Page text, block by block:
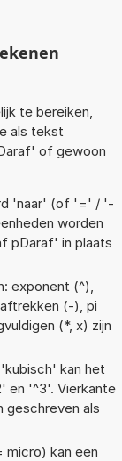
te bereiken,
als tekst
of gewoon
'naar' (of '=' / '-
worden
pDaraf' in plaats
exponent (^),
(-), pi
(*, x) zijn
kan het
en '^3'. Vierkante
geschreven als
micro) kan een